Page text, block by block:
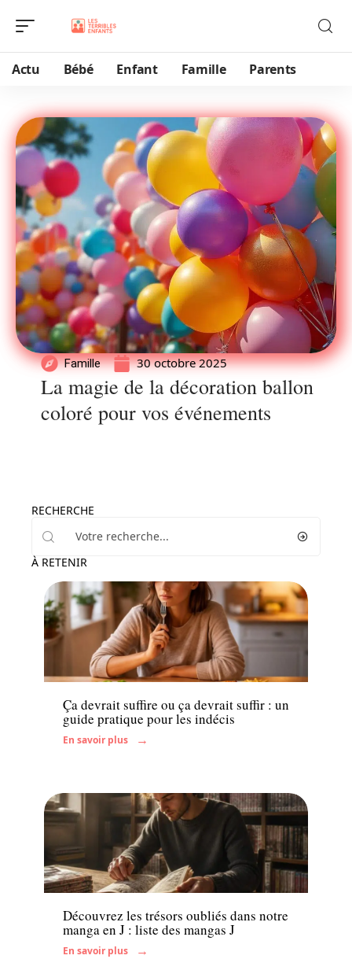
Actu Bébé Enfant Famille Parents
Famille 30 octobre 2025
La magie de la décoration ballon
coloré pour vos événements
RECHERCHE
À RETENIR
Parents
Ça devrait suffire ou ça devrait suffir : un
guide pratique pour les indécis
En savoir plus
Famille
Découvrez les trésors oubliés dans notre
manga en J : liste des mangas J
En savoir plus